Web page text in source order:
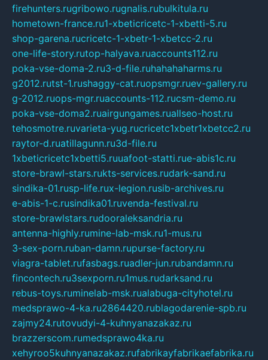
firehunters.rugribowo.rugnalis.rubulkitula.ru
hometown-france.ru1-xbeticricetc-1-xbetti-5.ru
shop-garena.rucricetc-1-xbetr-1-xbetcc-2.ru
one-life-story.rutop-halyava.ruaccounts112.ru
poka-vse-doma-2.ru3-d-file.ruhahahaharms.ru
g2012.rutst-1.rushaggy-cat.ruopsmgr.ruev-gallery.ru
g-2012.ruops-mgr.ruaccounts-112.rucsm-demo.ru
poka-vse-doma2.ruairgungames.ruallseo-host.ru
tehosmotre.ruvarieta-yug.rucricetc1xbetr1xbetcc2.ru
raytor-d.ruatillagunn.ru3d-file.ru
1xbeticricetc1xbetti5.ruuafoot-statti.rue-abis1c.ru
store-brawl-stars.rukts-services.rudark-sand.ru
sindika-01.rusp-life.rux-legion.rusib-archives.ru
e-abis-1-c.rusindika01.ruvenda-festival.ru
store-brawlstars.rudooraleksandria.ru
antenna-highly.rumine-lab-msk.ru1-mus.ru
3-sex-porn.ruban-damn.rupurse-factory.ru
viagra-tablet.rufasbags.ruadler-jun.rubandamn.ru
fincontech.ru3sexporn.ru1mus.rudarksand.ru
rebus-toys.ruminelab-msk.rualabuga-cityhotel.ru
medsprawo-4-ka.ru2864420.rublagodarenie-spb.ru
zajmy24.rutovudyi-4-kuhnyanazakaz.ru
brazzerscom.rumedsprawo4ka.ru
xehyroo5kuhnyanazakaz.rufabrikayfabrikaefabrika.ru